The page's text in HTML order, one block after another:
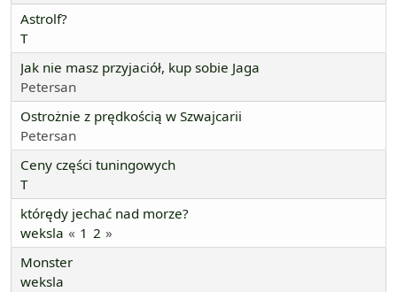
Astrolf?
T
Jak nie masz przyjaciół, kup sobie Jaga
Petersan
Ostrożnie z prędkością w Szwajcarii
Petersan
Ceny części tuningowych
T
którędy jechać nad morze?
weksla
1 2
Monster
weksla